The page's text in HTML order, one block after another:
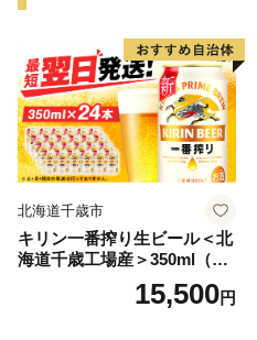
北海道千歳市
キリン一番搾り生ビール＜北
海道千歳工場産＞350ml（24
15,500円